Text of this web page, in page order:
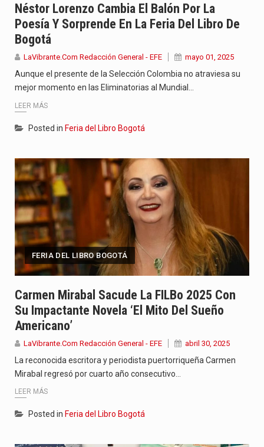
Néstor Lorenzo Cambia El Balón Por La
Poesía Y Sorprende En La Feria Del Libro De
Bogotá
LaVibrante.Com Redacción General - EFE mayo 01, 2025
Aunque el presente de la Selección Colombia no atraviesa su
mejor momento en las Eliminatorias al Mundial…
LEER MÁS
Posted in Feria del Libro Bogotá
FERIA DEL LIBRO BOGOTÁ
Carmen Mirabal Sacude La FILBo 2025 Con
Su Impactante Novela ‘El Mito Del Sueño
Americano’
LaVibrante.Com Redacción General - EFE abril 30, 2025
La reconocida escritora y periodista puertorriqueña Carmen
Mirabal regresó por cuarto año consecutivo…
LEER MÁS
Posted in Feria del Libro Bogotá